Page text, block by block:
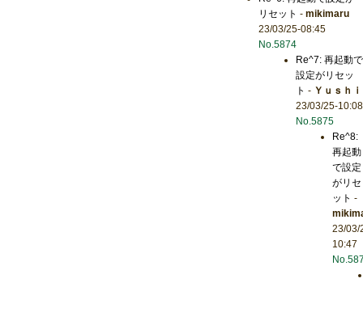
リセット -mikimaru
23/03/25-08:45
No.5874
Re^7: 再起動で
設定がリセッ
ト - Ｙｕｓｈｉ
23/03/25-10:08
No.5875
Re^8:
再起動
で設定
がリセ
ット -
23/03/
10:47